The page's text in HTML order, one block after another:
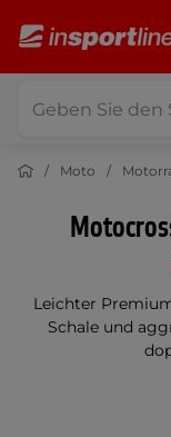
Moto
Leichter
Schale und